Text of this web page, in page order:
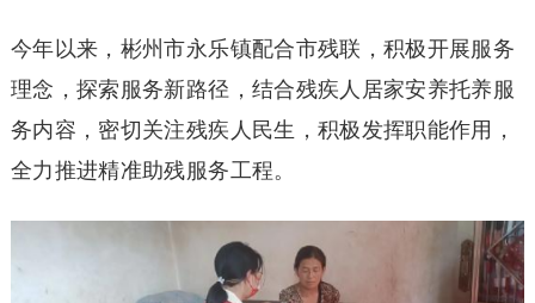
今年以来，彬州市永乐镇配合市残联，积极开展服务
理念，探索服务新路径，结合残疾人居家安养托养服
务内容，密切关注残疾人民生，积极发挥职能作用，
全力推进精准助残服务工程。